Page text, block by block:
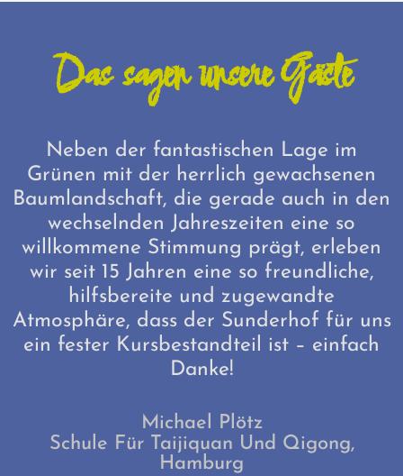
Das sagen unsere Gäste
Neben der fantastischen Lage im
Grünen mit der herrlich gewachsenen
Baumlandschaft, die gerade auch in den
wechselnden Jahreszeiten eine so
willkommene Stimmung prägt, erleben
wir seit 15 Jahren eine so freundliche,
hilfsbereite und zugewandte
Atmosphäre, dass der Sunderhof für uns
ein fester Kursbestandteil ist – einfach
Danke!
Michael Plötz
Schule Für Taijiquan Und Qigong,
Hamburg